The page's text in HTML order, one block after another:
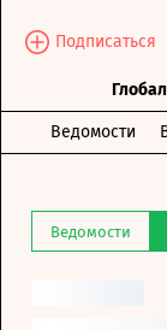
Подписаться
Ведомости
Ведомости